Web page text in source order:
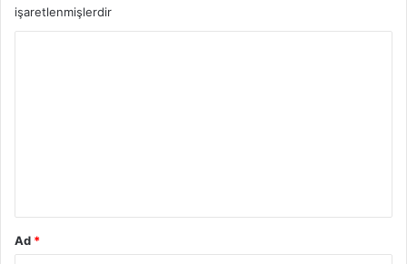
işaretlenmişlerdir
Ad *